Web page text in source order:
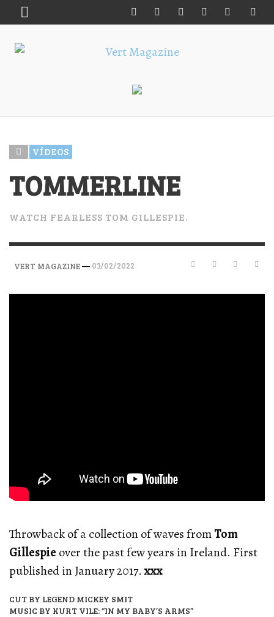
VÍDEOS
TOMMERLINE
WATCH FEARLESS TOM GILLESPIE.
VERT MAGAZINE— 03/02/2022
Throwback of a collection of waves fromTom
Gillespie over the past few years in Ireland. First
published in January 2017. xxx
CUT BY LEGEND MICKEY SMIT
MUSIC BY KURT VILE: “IN MY BABY’S ARMS”